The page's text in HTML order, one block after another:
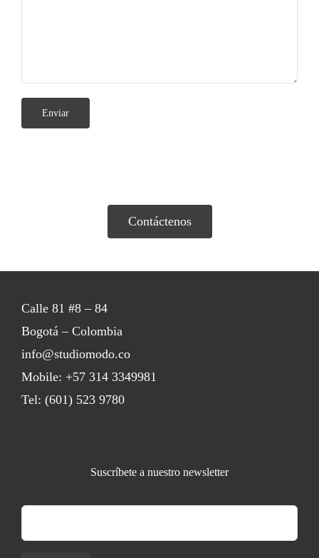
Contáctenos
Calle 81 #8 – 84
Bogotá – Colombia
info@studiomodo.co
Mobile: +57 314 3349981
Tel: (601) 523 9780
Suscríbete a nuestro newsletter